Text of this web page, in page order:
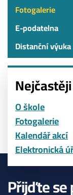
Fotogalerie
E-podatelna
Distanční výuka
O škole
Fotogalerie
Kalendář akcí
Elektronická
Přijďte